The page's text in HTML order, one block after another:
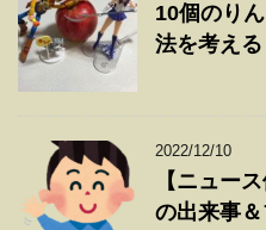
10個のり
法を考える
2022/12/10
【ニュー
の出来事